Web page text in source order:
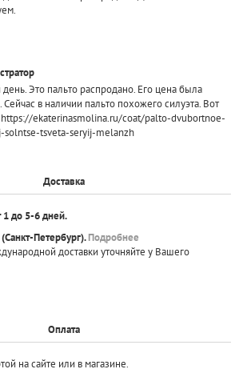
Это пальто распродано. Его цена была
Сейчас в наличии пальто похожего силуэта. Вот
https://ekaterinasmolina.ru/coat/palto-dvubortnoe-
solntse-tsveta-seryij-melanzh
Доставка
1 до 5-6 дней.
(Санкт-Петербург).Подробнее
доставки уточняйте у Вашего
Оплата
на сайте или в магазине.